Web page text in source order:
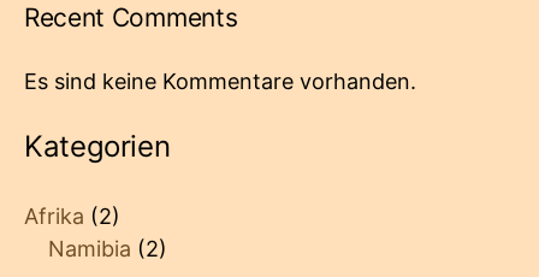
Recent Comments
Es sind keine Kommentare vorhanden.
Kategorien
Afrika (2)
Namibia (2)